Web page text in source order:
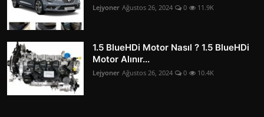
Lejyoner Ağustos 26, 2024 0 11.9K
1.5 BlueHDi Motor Nasıl ? 1.5 BlueHDi
Motor Alınır...
Lejyoner Ağustos 26, 2024 0 10.4K